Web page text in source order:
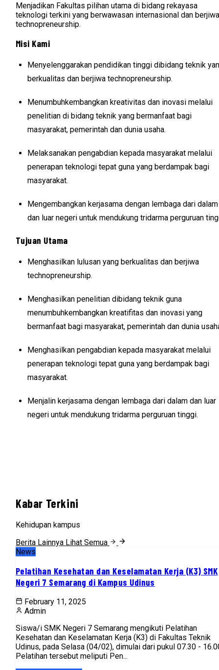
Menjadikan Fakultas pilihan utama di bidang rekayasa
teknologi terkini yang berwawasan internasional dan berjiwa
technopreneurship.
Misi Kami
Menyelenggarakan pendidikan tinggi dibidang teknik
berkualitas dan berjiwa technopreneurship.
Menumbuhkembangkan kreativitas dan inovasi melalui
penelitian di bidang teknik yang bermanfaat bagi
masyarakat, pemerintah dan dunia usaha.
Melaksanakan pengabdian kepada masyarakat melalui
penerapan teknologi tepat guna yang berdampak bagi
masyarakat.
Mengembangkan kerjasama dengan lembaga dari dalam
dan luar negeri untuk mendukung tridarma perguruan
Tujuan Utama
Menghasilkan lulusan yang berkualitas dan berjiwa
technopreneurship.
Menghasilkan penelitian dibidang teknik guna
menumbuhkembangkan kreatifitas dan inovasi yang
bermanfaat bagi masyarakat, pemerintah dan dunia
Menghasilkan pengabdian kepada masyarakat melalui
penerapan teknologi tepat guna yang berdampak bagi
masyarakat.
Menjalin kerjasama dengan lembaga dari dalam dan luar
negeri untuk mendukung tridarma perguruan tinggi.
Kabar Terkini
Kehidupan kampus
Berita Lainnya Lihat Semua
News
Pelatihan Kesehatan dan Keselamatan Kerja (K3) SMK
Negeri 7 Semarang di Kampus Udinus
February 11, 2025
Admin
Siswa/i SMK Negeri 7 Semarang mengikuti Pelatihan
Kesehatan dan Keselamatan Kerja (K3) di Fakultas Teknik
Udinus, pada Selasa (04/02), dimulai dari pukul 07.30 -
Pelatihan tersebut meliputi Pen...